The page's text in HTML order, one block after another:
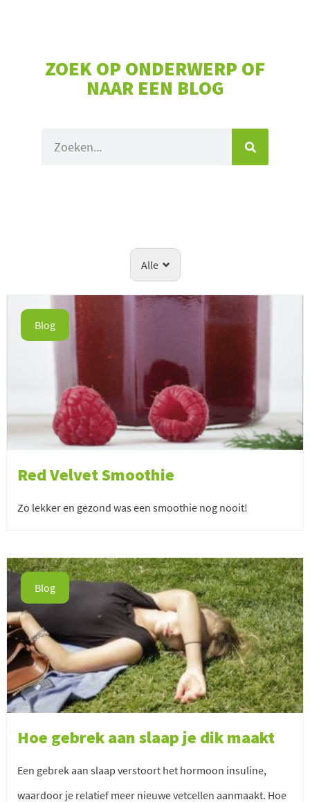
ZOEK OP ONDERWERP OF
NAAR EEN BLOG
Zoeken
Alle
Blog
Red Velvet Smoothie
Zo lekker en gezond was een smoothie nog nooit!
Blog
Hoe gebrek aan slaap je dik maakt
Een gebrek aan slaap verstoort het hormoon insuline,
waardoor je relatief meer nieuwe vetcellen aanmaakt. Hoe